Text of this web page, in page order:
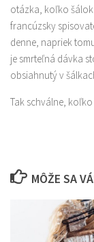
otázka, koľko šálok
francúzsky
denne, napriek
je smrteľná dávka
obsiahnutý v
Tak schválne,
MÔŽE SA